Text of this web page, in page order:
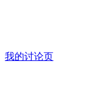
我的讨论页